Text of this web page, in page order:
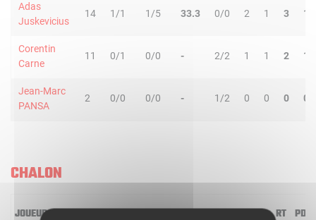
Adas
Juskevicius
14 1/1 1/5 33.3 0/0 2 1 3 1
Corentin
Carne
11 0/1 0/0 - 2/2 1 1 2 1
Jean-Marc
PANSA
2 0/0 0/0 - 1/2 0 0 0 0
CHALON
JOUEUR MIN 2R/2T 3R/3T TR/TT 1R/1T RO RD RT PD